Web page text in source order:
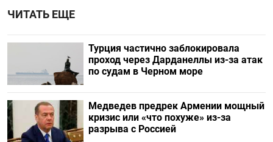
ЧИТАТЬ ЕЩЕ
Турция частично заблокировала
проход через Дарданеллы из-за атак
по судам в Черном море
Медведев предрек Армении мощный
кризис или «что похуже» из-за
разрыва с Россией